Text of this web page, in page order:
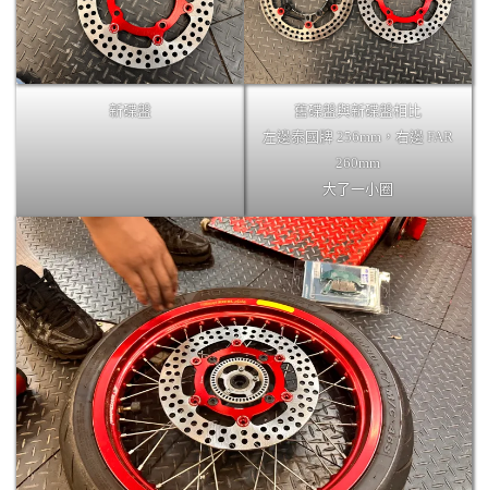
新碟盤
舊碟盤與新碟盤相比
左邊泰國牌 256mm，右邊 FAR
260mm
大了一小圈